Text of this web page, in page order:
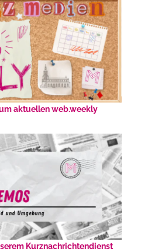
aktuellen web.weekly
Kurznachrichtendienst